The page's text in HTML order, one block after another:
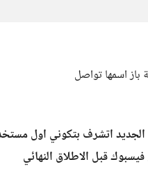
باز اسمها تواصل
اتشرف بتكوني اول
قبل الاطلاق النهائي